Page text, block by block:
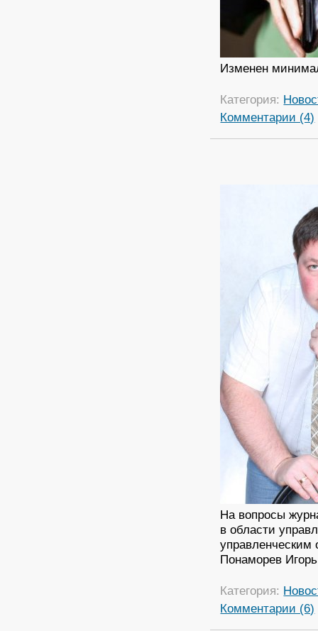
Изменен
Категория:
Комментарии (4)
На вопросы
в области
управленческим
Понаморев
Категория:
Комментарии (6)